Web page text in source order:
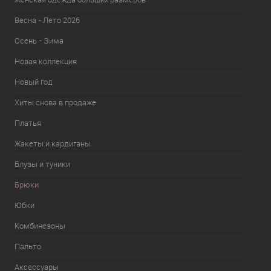
Весна - Лето 2026
Осень - Зима
Новая коллекция
Новый год
Хиты снова в продаже
Платья
Жакеты и кардиганы
Блузы и туники
Брюки
Юбки
Комбинезоны
Пальто
Аксессуары